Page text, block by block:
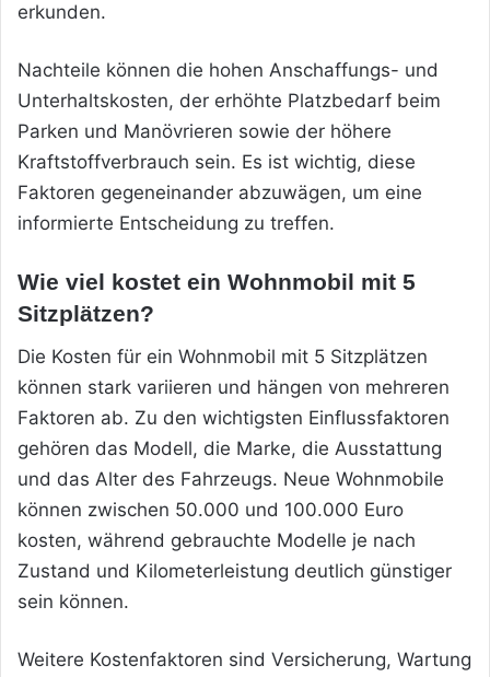
erkunden.
Nachteile können die hohen Anschaffungs- und
Unterhaltskosten, der erhöhte Platzbedarf beim
Parken und Manövrieren sowie der höhere
Kraftstoffverbrauch sein. Es ist wichtig, diese
Faktoren gegeneinander abzuwägen, um eine
informierte Entscheidung zu treffen.
Wie viel kostet ein Wohnmobil mit 5
Sitzplätzen?
Die Kosten für ein Wohnmobil mit 5 Sitzplätzen
können stark variieren und hängen von mehreren
Faktoren ab. Zu den wichtigsten Einflussfaktoren
gehören das Modell, die Marke, die Ausstattung
und das Alter des Fahrzeugs. Neue Wohnmobile
können zwischen 50.000 und 100.000 Euro
kosten, während gebrauchte Modelle je nach
Zustand und Kilometerleistung deutlich günstiger
sein können.
Weitere Kostenfaktoren sind Versicherung, Wartung